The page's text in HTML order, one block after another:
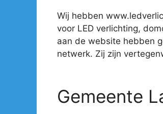
Wij hebben
voor LED verlichting,
aan de website hebben
netwerk. Zij zijn
Gemeente